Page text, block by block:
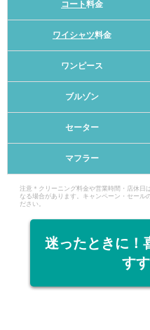
コート料金
ワイシャツ料金
ワンピース
ブルゾン
セーター
マフラー
注意＊クリーニング料金や営業時間・店休日
なる場合があります。キャンペーン・セール
ださい。
迷ったときに！
す